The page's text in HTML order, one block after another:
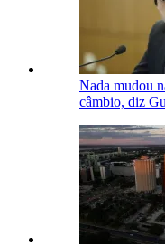
Nada mudou
câmbio, diz